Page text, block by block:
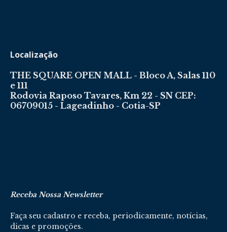
Localização
THE SQUARE OPEN MALL - Bloco A, Salas 110
e 111
Rodovia Raposo Tavares, Km 22 - SN CEP:
06709015 - Lageadinho - Cotia-SP
Receba Nossa Newsletter
Faça seu cadastro e receba, periodicamente, notícias,
dicas e promoções.